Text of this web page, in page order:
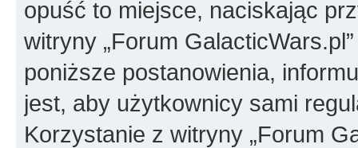
opuść to miejsce, naciskając
witryny „Forum
poniższe postanowienia,
jest, aby użytkownicy sami
Korzystanie z witryny „Forum